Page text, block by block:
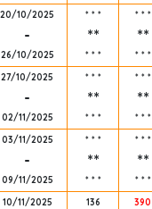
20/10/2025
-
26/10/2025
* * *
**
* * *
* * *
**
* * *
27/10/2025
-
02/11/2025
* * *
**
* * *
* * *
**
* * *
03/11/2025
-
09/11/2025
* * *
**
* * *
* * *
**
* * *
10/11/2025
136 390